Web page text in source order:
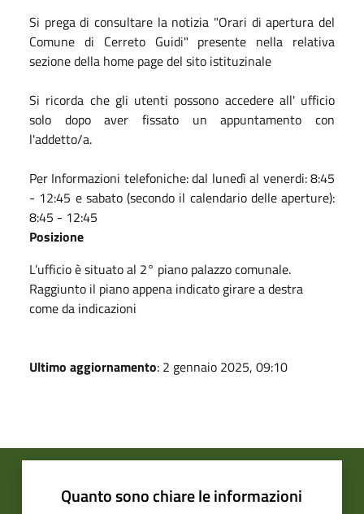
Si prega di consultare la notizia "Orari di apertura del
Comune di Cerreto Guidi" presente nella relativa
sezione della home page del sito istituzinale
Si ricorda che gli utenti possono accedere all' ufficio
solo dopo aver fissato un appuntamento con
l'addetto/a.
Per Informazioni telefoniche: dal lunedì al venerdi: 8:45
- 12:45 e sabato (secondo il calendario delle aperture):
8:45 - 12:45
Posizione
L’ufficio è situato al 2° piano palazzo comunale.
Raggiunto il piano appena indicato girare a destra
come da indicazioni
Ultimo aggiornamento: 2 gennaio 2025, 09:10
Quanto sono chiare le informazioni